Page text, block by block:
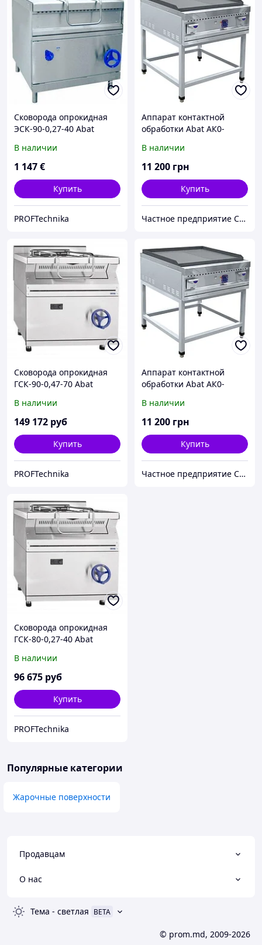
Сковорода опрокидная
ЭСК-90-0,27-40 Abat
В наличии
1 147€
Купить
PROFTechnika
Аппарат контактной
обработки Abat АК0-
В наличии
11 200 грн
Купить
Частное предприятие София Мед
Сковорода опрокидная
ГСК-90-0,47-70 Abat
В наличии
149 172 руб
Купить
PROFTechnika
Аппарат контактной
обработки Abat АК0-
В наличии
11 200 грн
Купить
Частное предприятие София Мед
Сковорода опрокидная
ГСК-80-0,27-40 Abat
В наличии
96 675 руб
Купить
PROFTechnika
Популярные категории
Жарочные поверхности
Продавцам
О нас
Тема - светлая BETA
© prom.md, 2009-2026